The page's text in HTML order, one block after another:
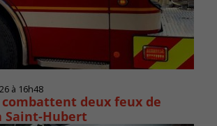
à 16h48
deux feux de
Saint-Hubert